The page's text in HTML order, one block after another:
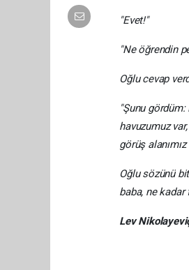
"Evet!"
"Ne öğrendin
Oğlu cevap
"Şunu
havuzumuz
görüş
Oğlu sözünü
baba, ne
Lev